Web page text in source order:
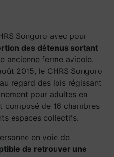
Songoro avec pour
des détenus sortant
ancienne ferme avicole.
2015, le CHRS Songoro
regard des lois régissant
pour adultes en
composé de 16 chambres
espaces collectifs.
en voie de
de retrouver une